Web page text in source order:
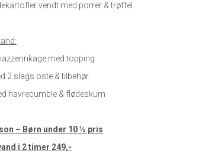
vendt med porrer & trøffel
med topping
2 slags oste & tilbehør
havrecumble & flødeskum
– Børn under 10 ½ pris
i 2 timer 249,-